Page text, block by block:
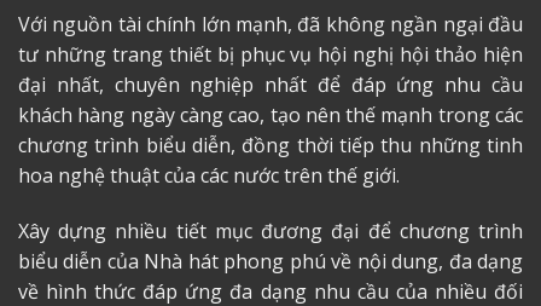
Với nguồn tài chính lớn mạnh, đã không ngần ngại đầu
tư những trang thiết bị phục vụ hội nghị hội thảo hiện
đại nhất, chuyên nghiệp nhất để đáp ứng nhu cầu
khách hàng ngày càng cao, tạo nên thế mạnh trong các
chương trình biểu diễn, đồng thời tiếp thu những tinh
hoa nghệ thuật của các nước trên thế giới.
Xây dựng nhiều tiết mục đương đại để chương trình
biểu diễn của Nhà hát phong phú về nội dung, đa dạng
về hình thức đáp ứng đa dạng nhu cầu của nhiều đối